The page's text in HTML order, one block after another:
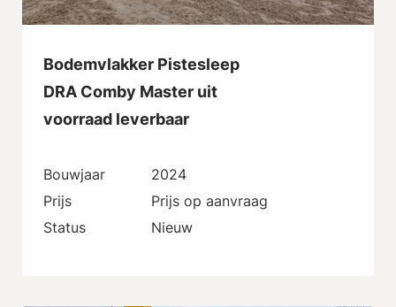
Bodemvlakker Pistesleep
DRA Comby Master uit
voorraad leverbaar
Bouwjaar
2024
Prijs
Prijs op aanvraag
Status
Nieuw